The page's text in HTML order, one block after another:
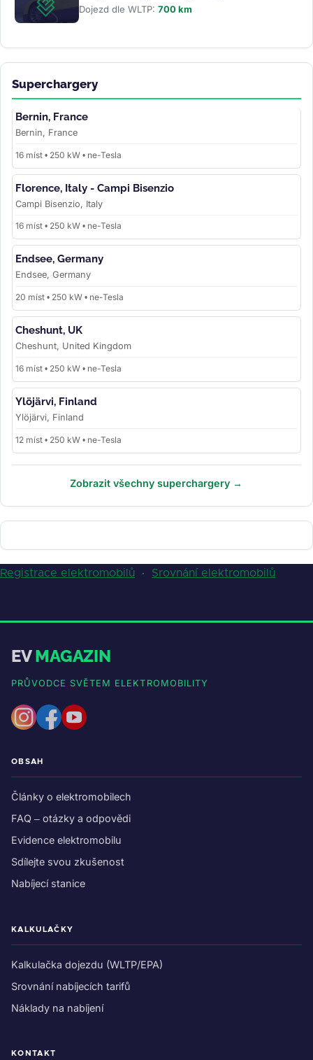
Dojezd dle WLTP: 700 km
Superchargery
Bernin, France
Bernin, France
16 míst • 250 kW • ne-Tesla
Florence, Italy - Campi Bisenzio
Campi Bisenzio, Italy
16 míst • 250 kW • ne-Tesla
Endsee, Germany
Endsee, Germany
20 míst • 250 kW • ne-Tesla
Cheshunt, UK
Cheshunt, United Kingdom
16 míst • 250 kW • ne-Tesla
Ylöjärvi, Finland
Ylöjärvi, Finland
12 míst • 250 kW • ne-Tesla
Zobrazit všechny superchargery →
Registrace elektromobilů · Srovnání elektromobilů
EVMAGAZIN
PRŮVODCE SVĚTEM ELEKTROMOBILITY
OBSAH
Články o elektromobilech
FAQ – otázky a odpovědi
Evidence elektromobilu
Sdílejte svou zkušenost
Nabíjecí stanice
KALKULAČKY
Kalkulačka dojezdu (WLTP/EPA)
Srovnání nabíjecích tarifů
Náklady na nabíjení
KONTAKT